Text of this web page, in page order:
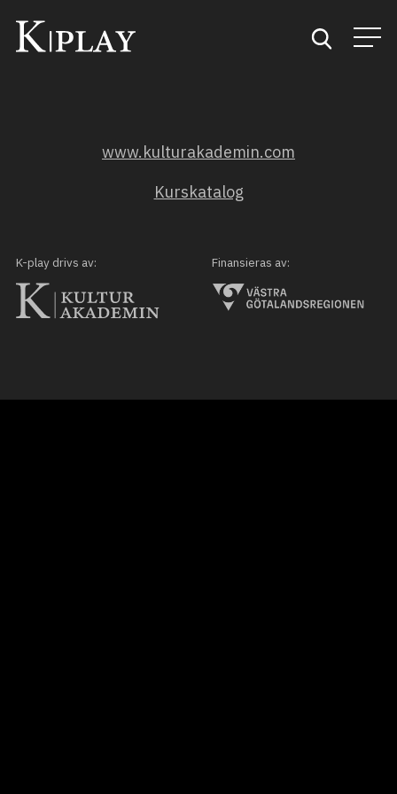
Kategorier
Mina favoriter
www.kulturakademin.com
Kurskatalog
K-play drivs av: Finansieras av: